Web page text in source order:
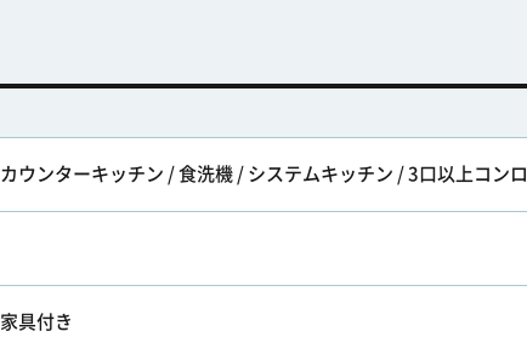
カウンターキッチン / 食洗機 / システムキッチン / 3口以上コンロ
家具付き